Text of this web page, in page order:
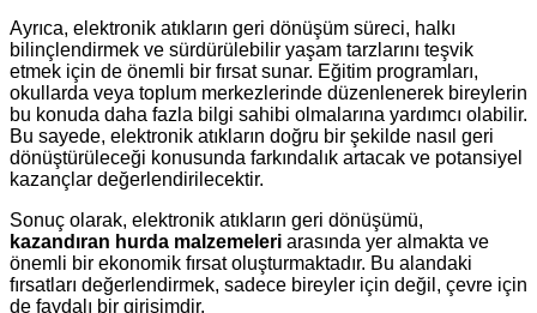
Ayrıca, elektronik atıkların geri dönüşüm süreci, halkı
bilinçlendirmek ve sürdürülebilir yaşam tarzlarını teşvik
etmek için de önemli bir fırsat sunar. Eğitim programları,
okullarda veya toplum merkezlerinde düzenlenerek bireylerin
bu konuda daha fazla bilgi sahibi olmalarına yardımcı olabilir.
Bu sayede, elektronik atıkların doğru bir şekilde nasıl geri
dönüştürüleceği konusunda farkındalık artacak ve potansiyel
kazançlar değerlendirilecektir.
Sonuç olarak, elektronik atıkların geri dönüşümü,
kazandıran hurda malzemeleri arasında yer almakta ve
önemli bir ekonomik fırsat oluşturmaktadır. Bu alandaki
fırsatları değerlendirmek, sadece bireyler için değil, çevre için
de faydalı bir girişimdir.